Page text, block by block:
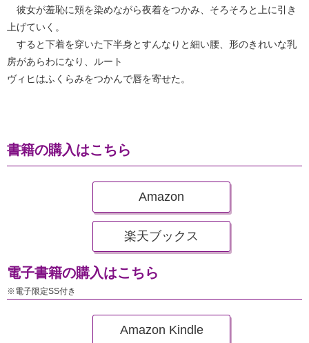
彼女が羞恥に頬を染めながら夜着をつかみ、そろそろと上に引き
上げていく。
すると下着を穿いた下半身とすんなりと細い腰、形のきれいな乳
房があらわになり、ルート
ヴィヒはふくらみをつかんで唇を寄せた。
書籍の購入はこちら
Amazon
楽天ブックス
電子書籍の購入はこちら
※電子限定SS付き
Amazon Kindle